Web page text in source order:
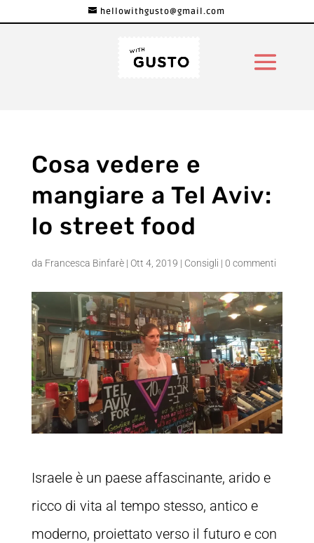
hellowithgusto@gmail.com
Cosa vedere e
mangiare a Tel Aviv:
lo street food
da Francesca Binfarè| Ott 4, 2019 | Consigli | 0 commenti
Israele è un paese affascinante, arido e
ricco di vita al tempo stesso, antico e
moderno, proiettato verso il futuro e con